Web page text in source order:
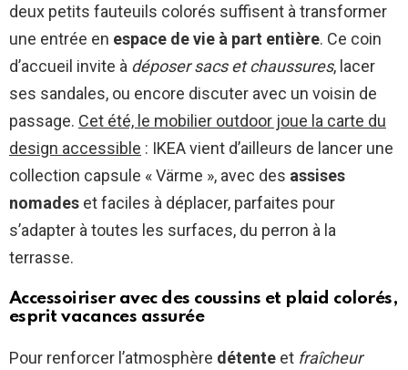
deux petits fauteuils colorés suffisent à transformer
une entrée en espace de vie à part entière. Ce coin
d’accueil invite à déposer sacs et chaussures, lacer
ses sandales, ou encore discuter avec un voisin de
passage. Cet été, le mobilier outdoor joue la carte du
design accessible : IKEA vient d’ailleurs de lancer une
collection capsule « Värme », avec des assises
nomades et faciles à déplacer, parfaites pour
s’adapter à toutes les surfaces, du perron à la
terrasse.
Accessoiriser avec des coussins et plaid colorés,
esprit vacances assurée
Pour renforcer l’atmosphère détente et fraîcheur